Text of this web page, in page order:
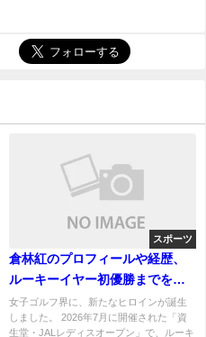
スポーツ
倉林紅のプロフィールや経歴、
ルーキーイヤー初優勝までを徹
底紹介！
女子ゴルフ界に、新たなヒロインが誕生
しました。 2026年7月に開催された「資
生堂・JALレディスオープン」で、ルーキ